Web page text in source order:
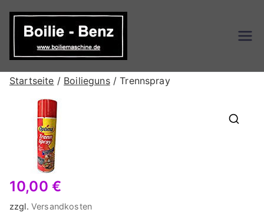
Inhalt
springen
Benz – DE
Startseite / Boilieguns/ Trennspray
10,00 €
zzgl. Versandkosten